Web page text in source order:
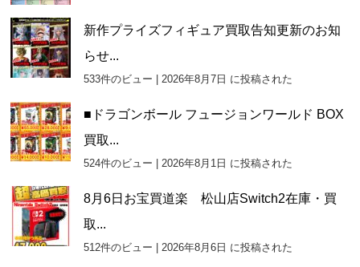
新作プライズフィギュア買取告知更新のお知
らせ...
533件のビュー |2026年8月7日 に投稿された
■ドラゴンボール フュージョンワールド BOX
買取...
524件のビュー |2026年8月1日 に投稿された
8月6日お宝買道楽 松山店Switch2在庫・買
取...
512件のビュー |2026年8月6日 に投稿された